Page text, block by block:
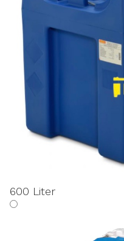
600 Liter